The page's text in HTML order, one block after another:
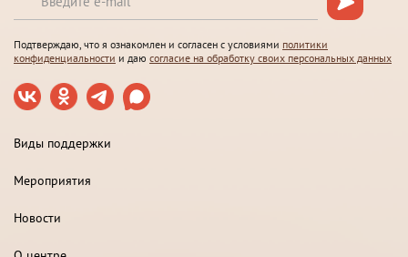
Подтверждаю, что я ознакомлен и согласен с условиями политики
конфиденциальности и даю согласие на обработку своих персональных данных
Виды поддержки
Мероприятия
Новости